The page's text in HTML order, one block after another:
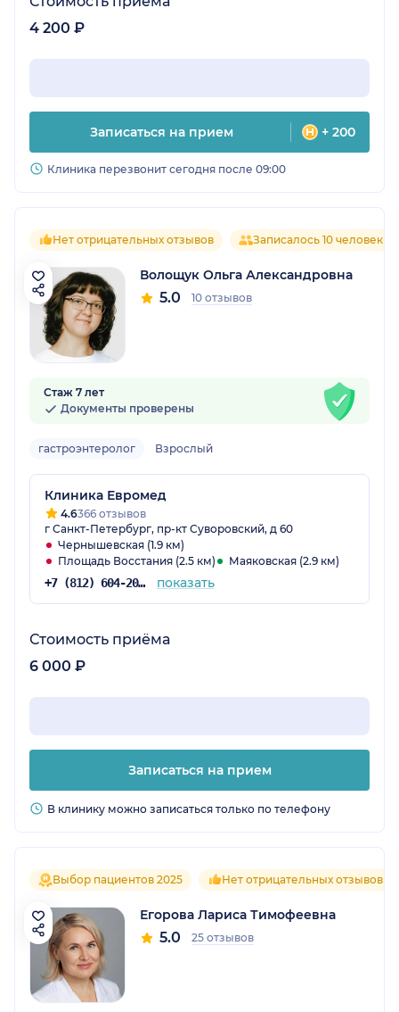
4 200 ₽
Записаться на прием + 200
Клиника перезвонит сегодня после 09:00
Нет отрицательных отзывов Записалось 10 человек
Волощук Ольга Александровна
5.0 10 отзывов
Стаж 7 лет
Документы проверены
гастроэнтеролог Взрослый
Клиника Евромед
4.6366 отзывов
г Санкт-Петербург, пр-кт Суворовский, д 60
Чернышевская (1.9 км)
Площадь Восстания (2.5 км)
Маяковская (2.9 км)
+7 (812) 604-20-06 показать
Стоимость приёма
6 000 ₽
Записаться на прием
В клинику можно записаться только по телефону
Выбор пациентов 2025 Нет отрицательных отзывов
Егорова Лариса Тимофеевна
5.0 25 отзывов